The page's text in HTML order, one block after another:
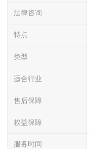
法律咨询
特点
类型
适合行业
售后保障
权益保障
服务时间